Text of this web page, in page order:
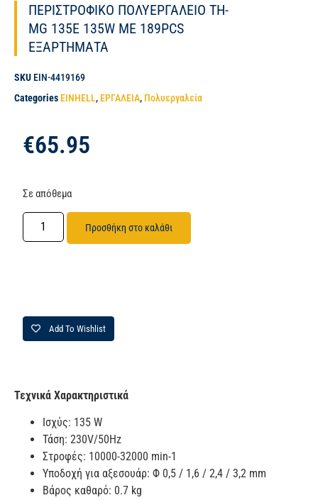
ΠΕΡΙΣΤΡΟΦΙΚΟ ΠΟΛΥΕΡΓΑΛΕΙΟ TH-
MG 135E 135W ΜΕ 189PCS
ΕΞΑΡΤΗΜΑΤΑ
SKU EIN-4419169
Categories EINHELL, ΕΡΓΑΛΕΙΑ, Πολυεργαλεία
€65.95
Σε απόθεμα
Προσθήκη στο καλάθι
Add To Wishlist
Τεχνικά Χαρακτηριστικά
Ισχύς: 135 W
Τάση: 230V/50Hz
Στροφές: 10000-32000 min-1
Υποδοχή για αξεσουάρ: Φ 0,5 / 1,6 / 2,4 / 3,2 mm
Βάρος καθαρό: 0.7 kg